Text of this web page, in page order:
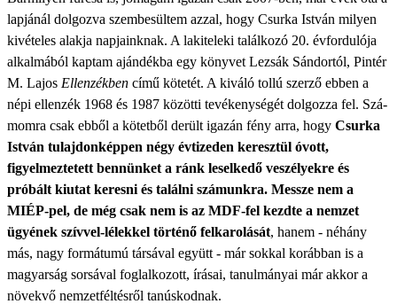
lapjánál dolgozva szembesültem azzal, hogy Csurka István milyen
kivételes alakja napjainknak. A lakiteleki találkozó 20. évfordulója
alkalmá­ból kaptam ajándékba egy könyvet Lezsák Sándortól, Pintér
M. Lajos Ellenzékben című kötetét. A kiváló tollú szerző ebben a
népi ellenzék 1968 és 1987 közötti tevékenységét dolgozza fel. Szá­
momra csak ebből a kötetből derült igazán fény arra, hogy Csurka
István tulajdonképpen négy évtizeden keresztül óvott,
figyelmez­tetett bennünket a ránk leselkedő veszélyekre és
próbált ki­utat keresni és találni számunkra. Messze nem a
MIÉP-pel, de még csak nem is az MDF-fel kezdte a nemzet
ügyének szívvel-lélekkel történő felkarolását, hanem - néhány
más, nagy formátumú társával együtt - már sokkal korábban is a
magyarság sorsával foglalkozott, írásai, tanulmányai már akkor a
növekvő nemzetféltésről tanúskodnak.